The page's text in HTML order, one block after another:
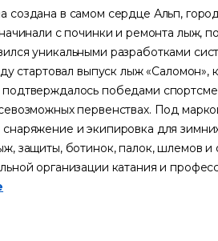
создана в самом сердце Альп,
с починки и ремонта лыж,
уникальными разработками
стартовал выпуск лыж «Саломон»,
победами
первенствах. Под
и экипировка для
защиты, ботинок, палок, шлемов
организации катания и